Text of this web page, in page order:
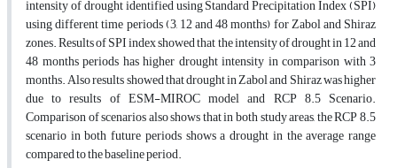
intensity of drought identified using Standard Precipitation Index (SPI)
using different time periods (3, 12 and 48 months) for Zabol and Shiraz
zones. Results of SPI index showed that the intensity of drought in 12 and
48 months periods has higher drought intensity in comparison with 3
months. Also results showed that drought in Zabol and Shiraz was higher
due to results of ESM-MIROC model and RCP 8.5 Scenario.
Comparison of scenarios also shows that in both study areas, the RCP 8.5
scenario in both future periods shows a drought in the average range
compared to the baseline period.